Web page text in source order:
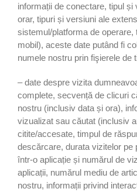
informații de conectare, tipul
orar, tipuri și versiuni ale
sistemul/platforma de
mobil), aceste date putând fi
numele nostru prin fişierele de
– date despre vizita
complete, secvență de clicuri
nostru (inclusiv data și ora),
vizualizat sau căutat (inclusiv
citite/accesate, timpul de
descărcare, durata vizitelor pe
într-o aplicație și numărul de
aplicații, numărul mediu de
nostru, informații privind